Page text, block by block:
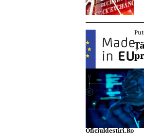
Oficiuldestiri.ro